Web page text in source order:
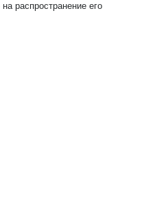
распространение его